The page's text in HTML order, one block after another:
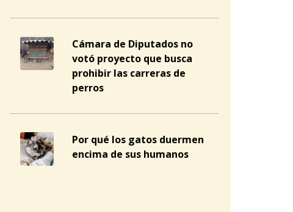
Cámara de Diputados no
votó proyecto que busca
prohibir las carreras de
perros
Por qué los gatos duermen
encima de sus humanos